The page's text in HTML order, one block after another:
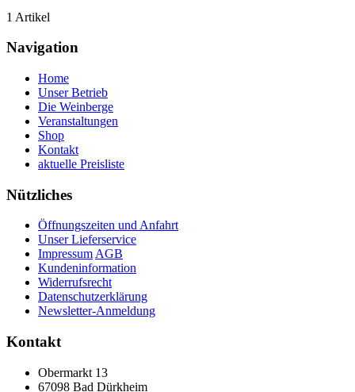
1 Artikel
Navigation
Home
Unser Betrieb
Die Weinberge
Veranstaltungen
Shop
Kontakt
aktuelle Preisliste
Nützliches
Öffnungszeiten und Anfahrt
Unser Lieferservice
Impressum AGB
Kundeninformation
Widerrufsrecht
Datenschutzerklärung
Newsletter-Anmeldung
Kontakt
Obermarkt 13
67098 Bad Dürkheim